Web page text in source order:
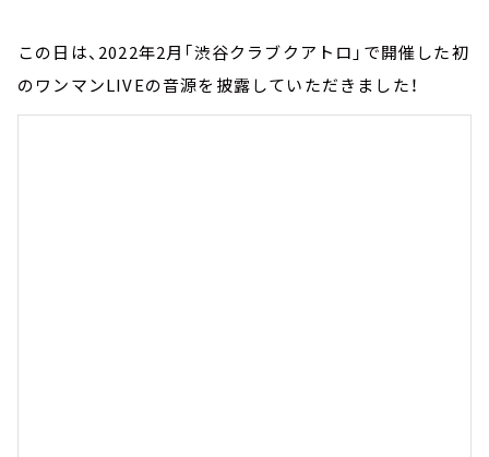
この日は、2022年2月「渋谷クラブクアトロ」で開催した初
のワンマンLIVEの音源を披露していただきました！